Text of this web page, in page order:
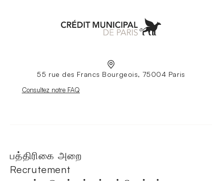
55 rue des Francs Bourgeois, 75004 Paris
Nouvelle fenêtre
Consultez notre FAQ
பத்திரிகை அறை
Recrutement